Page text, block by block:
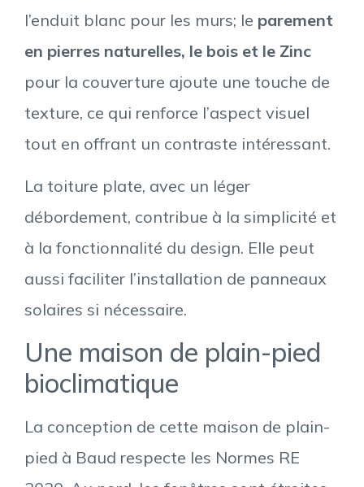
l’enduit blanc pour les murs; le parement
en pierres naturelles, le bois et le Zinc
pour la couverture ajoute une touche de
texture, ce qui renforce l’aspect visuel
tout en offrant un contraste intéressant.
La toiture plate, avec un léger
débordement, contribue à la simplicité et
à la fonctionnalité du design. Elle peut
aussi faciliter l’installation de panneaux
solaires si nécessaire.
Une maison de plain-pied
bioclimatique
La conception de cette maison de plain-
pied à Baud respecte les Normes RE